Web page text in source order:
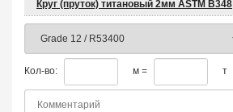
Круг (пруток) титановый 2мм ASTM B348
Кол-во: м = т